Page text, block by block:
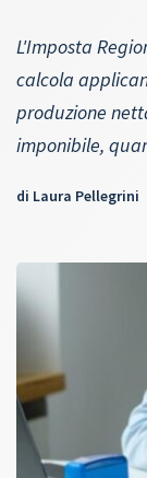
L'Imposta
calcola
produzione
imponibile,
di Laura Pellegrini